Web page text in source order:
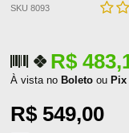
SKU 8093
R$
À vista noBoleto ouPix
R$ 549,00